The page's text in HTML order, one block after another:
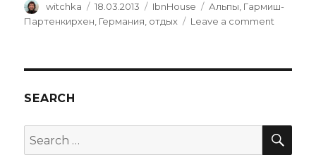
Author
witchka
Posted
on
18.03.2013 Categories
IbnHouse Tags
Альпы Гармиш-
Партенкирхен Германия отдых Leave a comment
SEARCH
Search
for: